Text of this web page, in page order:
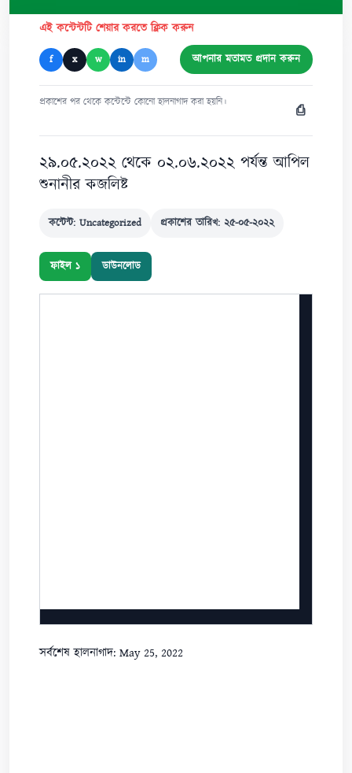
এই কন্টেন্টটি শেয়ার করতে ক্লিক করুন
f x w in m আপনার মতামত প্রদান করুন
প্রকাশের পর থেকে কন্টেন্টে কোনো হালনাগাদ করা হয়নি। ⎙
২৯.০৫.২০২২ থেকে ০২.০৬.২০২২ পর্যন্ত আপিল
শুনানীর কজলিষ্ট
কন্টেন্ট: Uncategorized প্রকাশের তারিখ: ২৫-০৫-২০২২
ফাইল ১ ডাউনলোড
সর্বশেষ হালনাগাদ: May 25, 2022